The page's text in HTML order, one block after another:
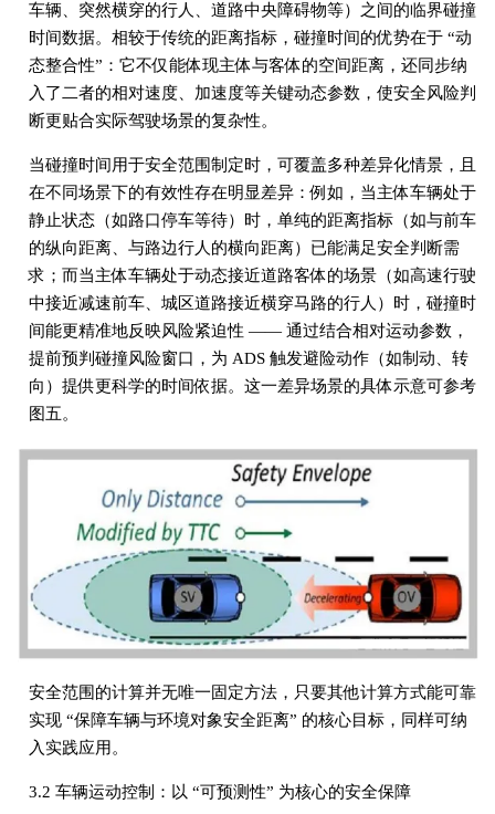
车辆、突然横穿的行人、道路中央障碍物等）之间的临界碰撞
时间数据。相较于传统的距离指标，碰撞时间的优势在于 “动
态整合性”：它不仅能体现主体与客体的空间距离，还同步纳
入了二者的相对速度、加速度等关键动态参数，使安全风险判
断更贴合实际驾驶场景的复杂性。
当碰撞时间用于安全范围制定时，可覆盖多种差异化情景，且
在不同场景下的有效性存在明显差异：例如，当主体车辆处于
静止状态（如路口停车等待）时，单纯的距离指标（如与前车
的纵向距离、与路边行人的横向距离）已能满足安全判断需
求；而当主体车辆处于动态接近道路客体的场景（如高速行驶
中接近减速前车、城区道路接近横穿马路的行人）时，碰撞时
间能更精准地反映风险紧迫性 —— 通过结合相对运动参数，
提前预判碰撞风险窗口，为 ADS 触发避险动作（如制动、转
向）提供更科学的时间依据。这一差异场景的具体示意可参考
图五。
安全范围的计算并无唯一固定方法，只要其他计算方式能可靠
实现 “保障车辆与环境对象安全距离” 的核心目标，同样可纳
入实践应用。
3.2 车辆运动控制：以 “可预测性” 为核心的安全保障